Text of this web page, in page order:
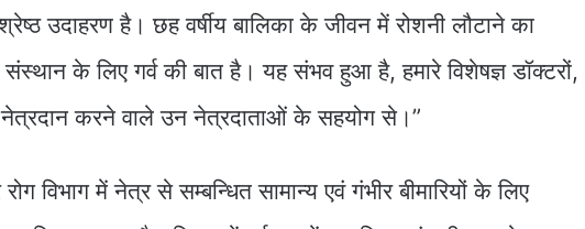
उदाहरण है। छह वर्षीय बालिका के जीवन में रोशनी लौटाने का
के लिए गर्व की बात है। यह संभव हुआ है, हमारे विशेषज्ञ डॉक्टरों,
करने वाले उन नेत्रदाताओं के सहयोग से।”
विभाग में नेत्र से सम्बन्धित सामान्य एवं गंभीर बीमारियों के लिए